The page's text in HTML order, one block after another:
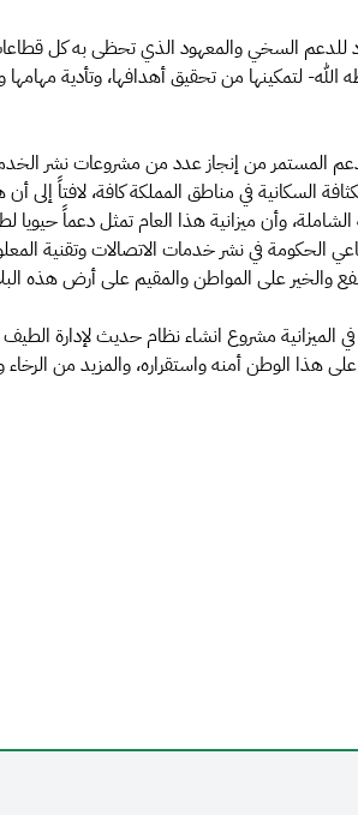
للدعم السخي والمعهود الذي تحظى به كل
لتمكينها من تحقيق أهدافها، وتأدية مهامها
المستمر من إنجاز عدد من مشروعات نشر
السكانية في مناطق المملكة كافة، لافتاً إلى
وأن ميزانية هذا العام تمثل دعماً حيويا
الحكومة في نشر خدمات الاتصالات وتقنية
والخير على المواطن والمقيم على أرض هذه
مشروع انشاء نظام حديث لإدارة الطيف
هذا الوطن أمنه واستقراره، والمزيد من الرخاء